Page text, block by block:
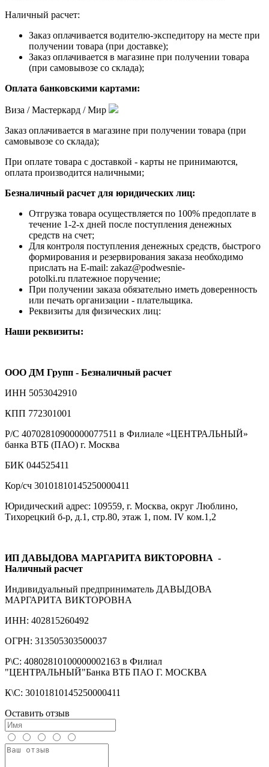
Наличный расчет:
Заказ оплачивается водителю-экспедитору на месте при
получении товара (при доставке);
Заказ оплачивается в магазине при получении товара
(при самовывозе со склада);
Оплата банковскими картами:
Виза / Мастеркард / Мир
Заказ оплачивается в магазине при получении товара (при
самовывозе со склада);
При оплате товара с доставкой - карты не принимаются,
оплата производится наличными;
Безналичный расчет для юридических лиц:
Отгрузка товара осуществляется по 100% предоплате в
течение 1-2-х дней после поступления денежных
средств на счет;
Для контроля поступления денежных средств, быстрого
формирования и резервирования заказа необходимо
прислать на E-mail: zakaz@podwesnie-
potolki.ru платежное поручение;
При получении заказа обязательно иметь доверенность
или печать организации - плательщика.
Реквизиты для физических лиц:
Наши реквизиты:
ООО ДМ Групп - Безналичный расчет
ИНН 5053042910
КПП 772301001
Р/С 40702810900000077511 в Филиале «ЦЕНТРАЛЬНЫЙ»
банка ВТБ (ПАО) г. Москва
БИК 044525411
Кор/сч 30101810145250000411
Юридический адрес: 109559, г. Москва, округ Люблино,
Тихорецкий б-р, д.1, стр.80, этаж 1, пом. IV ком.1,2
ИП ДАВЫДОВА МАРГАРИТА ВИКТОРОВНА -
Наличный расчет
Индивидуальный предприниматель ДАВЫДОВА
МАРГАРИТА ВИКТОРОВНА
ИНН: 402815260492
ОГРН: 313505303500037
Р\С: 40802810100000002163 в Филиал
"ЦЕНТРАЛЬНЫЙ"Банка ВТБ ПАО Г. МОСКВА
К\С: 30101810145250000411
Оставить отзыв